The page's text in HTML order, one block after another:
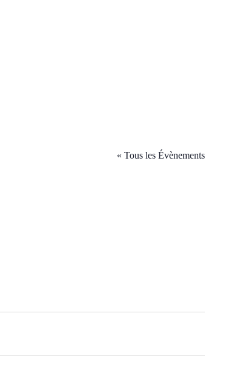
« Tous les Évènements